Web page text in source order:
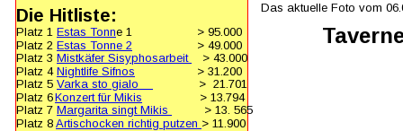
Die Hitliste:
Platz 1 Estas Tonne 1
   > 95.000
Platz 2 Estas Tonne 2
   > 49.000
Platz 3 Mistkäfer Sisyphosarbeit
   > 43.000
Platz 4 Nightlife Sifnos
   > 31.200
Platz 5 Varka sto gialo
             >  21.701
Platz 6
Platz 7 Margarita singt Mikis
         > 13. 565
Platz 8 Artischocken richtig putzen > 11.900
Das aktuelle Foto vom
Konzert für Mikis
             > 13.794